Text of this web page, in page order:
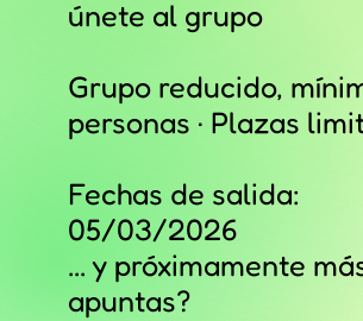
únete al grupo
Grupo reducido,
personas · Plazas
Fechas de salida:
05/03/2026
... y próximamente
apuntas?